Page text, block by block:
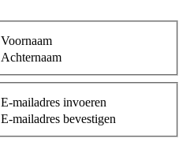
Voornaam
Achternaam
E-mailadres invoeren
E-mailadres bevestigen